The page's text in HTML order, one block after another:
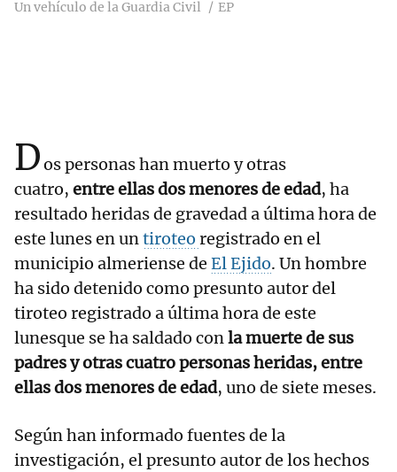
Un vehículo de la Guardia Civil EP
Dos personas han muerto y otras
cuatro, entre ellas dos menores de edad, ha
resultado heridas de gravedad a última hora de
este lunes en untiroteo registrado en el
municipio almeriense de El Ejido. Un hombre
ha sido detenido como presunto autor del
tiroteo registrado a última hora de este
lunesque se ha saldado conla muerte de sus
padres y otras cuatro personas heridas, entre
ellas dos menores de edad, uno de siete meses.
Según han informado fuentes de la
investigación, el presunto autor de los hechos